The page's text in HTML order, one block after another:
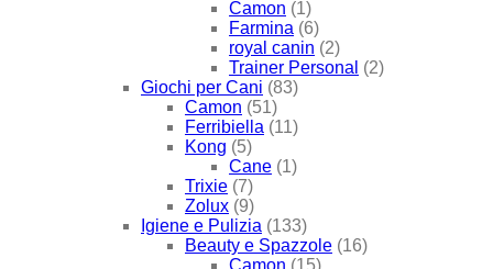
Camon (1)
Farmina (6)
royal canin (2)
Trainer Personal (2)
Giochi per Cani (83)
Camon (51)
Ferribiella (11)
Kong (5)
Cane (1)
Trixie (7)
Zolux (9)
Igiene e Pulizia (133)
Beauty e Spazzole (16)
Camon (15)